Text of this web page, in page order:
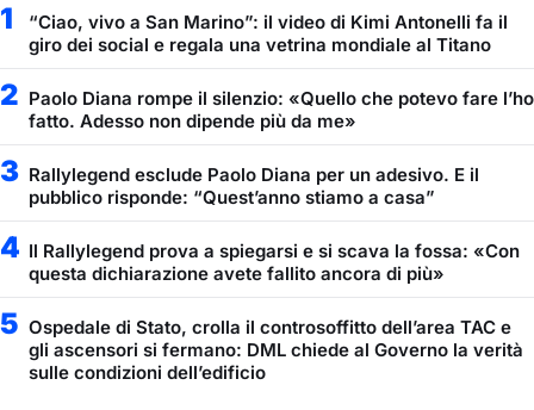
1
“Ciao, vivo a San Marino”: il video di Kimi Antonelli fa il
giro dei social e regala una vetrina mondiale al Titano
2 Paolo Diana rompe il silenzio: «Quello che potevo fare l’ho
fatto. Adesso non dipende più da me»
3 Rallylegend esclude Paolo Diana per un adesivo. E il
pubblico risponde: “Quest’anno stiamo a casa”
4 Il Rallylegend prova a spiegarsi e si scava la fossa: «Con
questa dichiarazione avete fallito ancora di più»
5 Ospedale di Stato, crolla il controsoffitto dell’area TAC e
gli ascensori si fermano: DML chiede al Governo la verità
sulle condizioni dell’edificio